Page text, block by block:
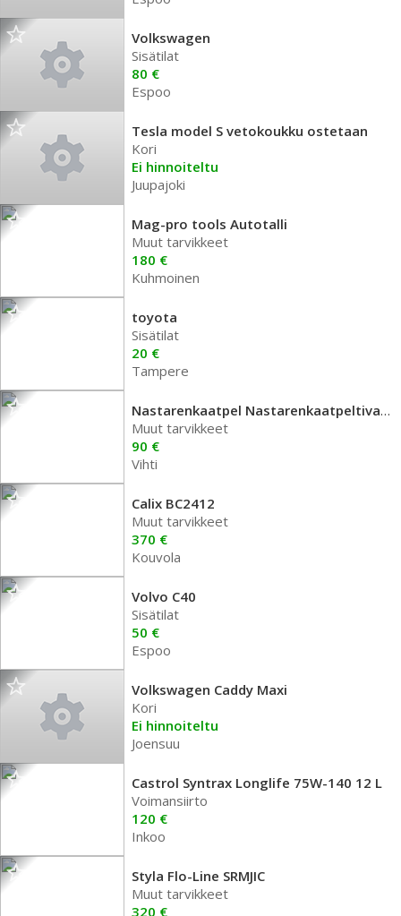
Volkswagen
Sisätilat
80 €
Espoo
Tesla model S vetokoukku ostetaan
Kori
Ei hinnoiteltu
Juupajoki
Mag-pro tools Autotalli
Muut tarvikkeet
180 €
Kuhmoinen
toyota
Sisätilat
20 €
Tampere
Nastarenkaatpel Nastarenkaatpeltivan...
Muut tarvikkeet
90 €
Vihti
Calix BC2412
Muut tarvikkeet
370 €
Kouvola
Volvo C40
Sisätilat
50 €
Espoo
Volkswagen Caddy Maxi
Kori
Ei hinnoiteltu
Joensuu
Castrol Syntrax Longlife 75W-140 12 L
Voimansiirto
120 €
Inkoo
Styla Flo-Line SRMJIC
Muut tarvikkeet
320 €